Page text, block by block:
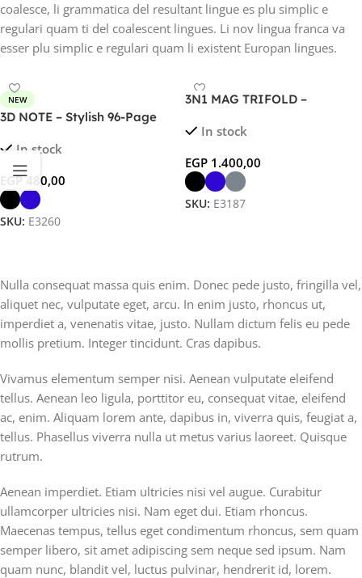
NEW
3D NOTE – Stylish 96-Page
Design Cover
In stock
EGP480,00
SKU: E3260
3N1 MAG TRIFOLD –
Charger for Phone, Watch &
In stock
EGP 1.400,00
SKU: E3187
coalesce, li grammatica del resultant lingue es plu simplic e
regulari quam ti del coalescent lingues. Li nov lingua franca va
esser plu simplic e regulari quam li existent Europan lingues.
Nulla consequat massa quis enim. Donec pede justo, fringilla vel,
aliquet nec, vulputate eget, arcu. In enim justo, rhoncus ut,
imperdiet a, venenatis vitae, justo. Nullam dictum felis eu pede
mollis pretium. Integer tincidunt. Cras dapibus.
Vivamus elementum semper nisi. Aenean vulputate eleifend
tellus. Aenean leo ligula, porttitor eu, consequat vitae, eleifend
ac, enim. Aliquam lorem ante, dapibus in, viverra quis, feugiat a,
tellus. Phasellus viverra nulla ut metus varius laoreet. Quisque
rutrum.
Aenean imperdiet. Etiam ultricies nisi vel augue. Curabitur
ullamcorper ultricies nisi. Nam eget dui. Etiam rhoncus.
Maecenas tempus, tellus eget condimentum rhoncus, sem quam
semper libero, sit amet adipiscing sem neque sed ipsum. Nam
quam nunc, blandit vel, luctus pulvinar, hendrerit id, lorem.